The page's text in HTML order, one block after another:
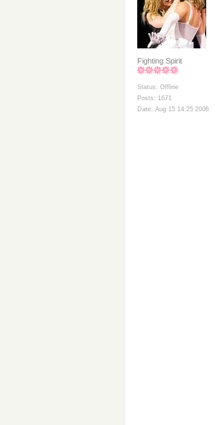
Fighting Spirit
Status: Offline
Posts: 1671
Date: Aug 15 14:25 2006